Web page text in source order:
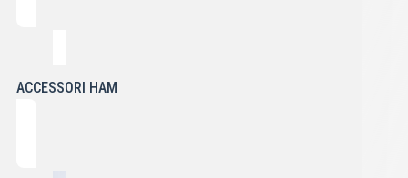
ACCESSORI HAM